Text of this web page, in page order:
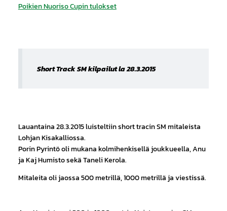
Poikien Nuoriso Cupin tulokset
Short Track SM kilpailut la 28.3.2015
Lauantaina 28.3.2015 luisteltiin short tracin SM mitaleista
Lohjan Kisakalliossa.
Porin Pyrintö oli mukana kolmihenkisellä joukkueella, Anu
ja Kaj Humisto sekä Taneli Kerola.
Mitaleita oli jaossa 500 metrillä, 1000 metrillä ja viestissä.